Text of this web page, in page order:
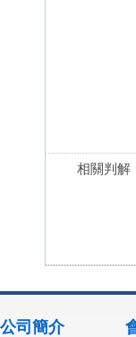
相關判解
公司簡介